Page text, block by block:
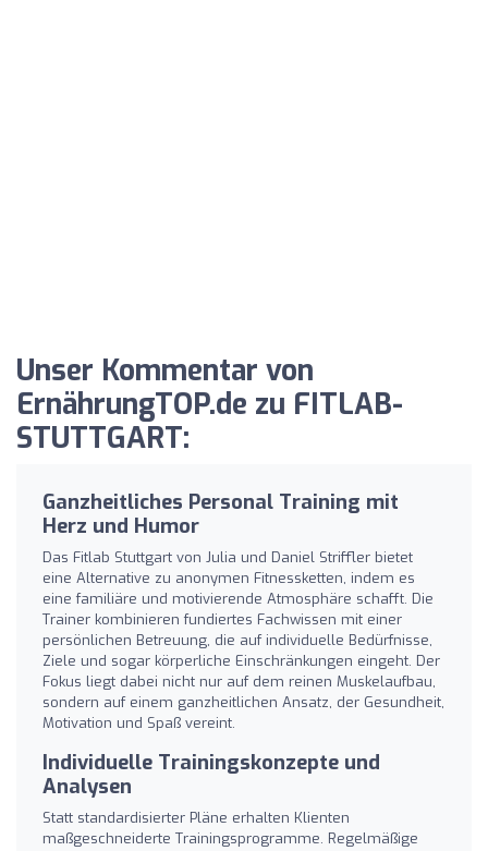
Unser Kommentar von
ErnährungTOP.de zu FITLAB-
STUTTGART:
Ganzheitliches Personal Training mit
Herz und Humor
Das Fitlab Stuttgart von Julia und Daniel Striffler bietet
eine Alternative zu anonymen Fitnessketten, indem es
eine familiäre und motivierende Atmosphäre schafft. Die
Trainer kombinieren fundiertes Fachwissen mit einer
persönlichen Betreuung, die auf individuelle Bedürfnisse,
Ziele und sogar körperliche Einschränkungen eingeht. Der
Fokus liegt dabei nicht nur auf dem reinen Muskelaufbau,
sondern auf einem ganzheitlichen Ansatz, der Gesundheit,
Motivation und Spaß vereint.
Individuelle Trainingskonzepte und
Analysen
Statt standardisierter Pläne erhalten Klienten
maßgeschneiderte Trainingsprogramme. Regelmäßige